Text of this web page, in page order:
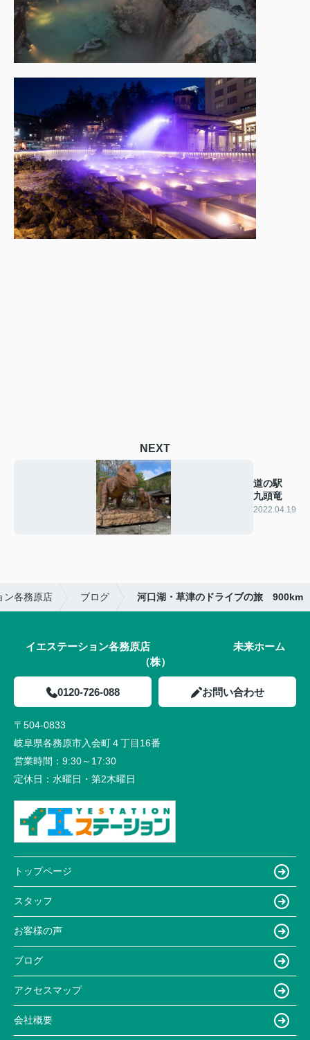
NEXT
道の駅
九頭竜
2022.04.19
ン各務原店 ブログ 河口湖・草津のドライブの旅 900km
イエステーション各務原店 未来ホーム
（株）
0120-726-088 お問い合わせ
〒504-0833
岐阜県各務原市入会町４丁目16番
営業時間： 9:30～17:30
定休日： 水曜日・第2木曜日
トップページ
スタッフ
お客様の声
ブログ
アクセスマップ
会社概要